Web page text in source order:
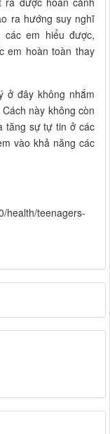
ra hướng suy nghĩ
các em hiểu được,
em hoàn toàn thay
ở đây không nhắm
này không còn
tăng sự tự tin ở các
vào khả năng các
health/teenagers-